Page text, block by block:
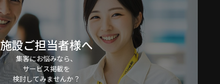
施設ご担当者様へ
集客にお悩みなら、
サービス掲載を
検討してみませんか？